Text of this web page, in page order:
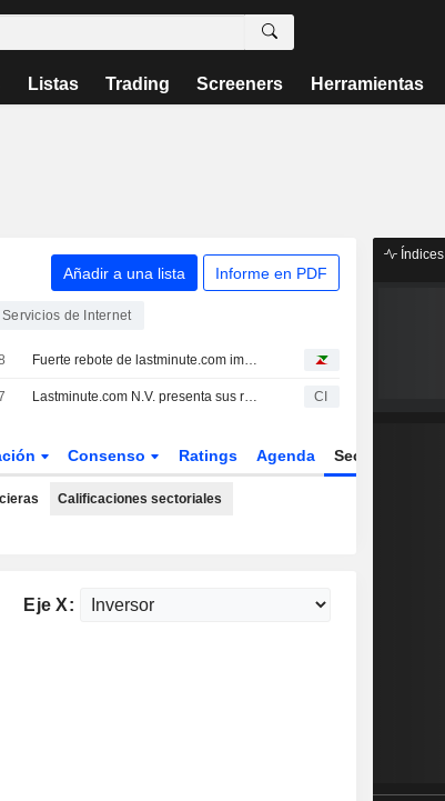
Listas Trading Screeners Herramientas
Añadir a una lista Informe en PDF
Servicios de Internet
Fuerte rebote de lastminute.com impulsado por Baader Europe
Lastminute.com N.V. presenta sus resultados financieros correspondientes al primer semestre de 2026 CI
Consenso Ratings Agenda Sector
Calificaciones sectoriales
Eje X:
Índices